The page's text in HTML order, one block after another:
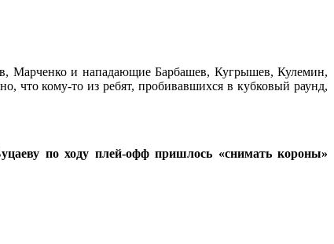
Марченко и нападающие Барбашев, Кугрышев, Кулемин,
что кому-то из ребят, пробивавшихся в кубковый раунд,
по ходу плей-офф пришлось «снимать короны»